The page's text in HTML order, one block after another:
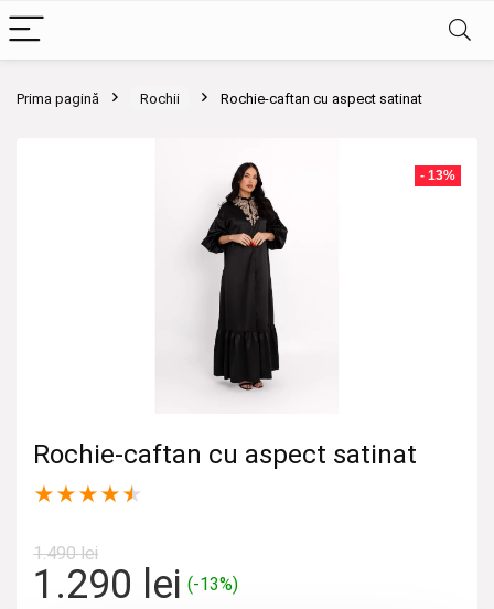
Prima pagină Rochii Rochie-caftan cu aspect satinat
- 13%
Rochie-caftan cu aspect satinat
★★★★★
1.490lei
Prețul
1.290 leiPrețul
(-13%)